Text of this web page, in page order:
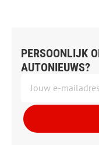
PERSOONLIJK
AUTONIEUWS?